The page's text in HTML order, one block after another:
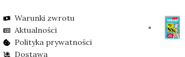
Warunki zwrotu
Aktualności
Polityka prywatności
Dostawa